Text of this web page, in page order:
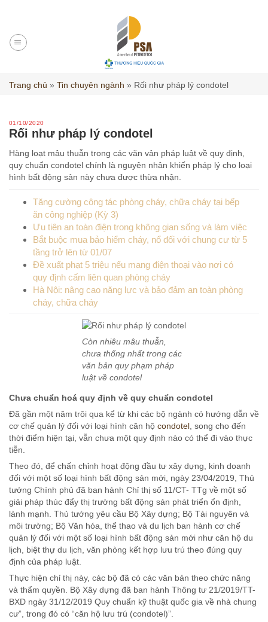
content
Trang chủ » Tin chuyên ngành » Rối như pháp lý condotel
01/10/2020
Rối như pháp lý condotel
Hàng loạt mâu thuẫn trong các văn vản pháp luật về quy định,
quy chuẩn condotel chính là nguyên nhân khiến pháp lý cho loại
hình bất động sản này chưa được thừa nhận.
Tăng cường công tác phòng cháy, chữa cháy tại bếp
ăn công nghiệp (Kỳ 3)
Ưu tiên an toàn điện trong không gian sống và làm việc
Bắt buộc mua bảo hiểm cháy, nổ đối với chung cư từ 5
tầng trở lên từ 01/07
Đề xuất phạt 5 triệu nếu mang điện thoại vào nơi có
quy định cấm liên quan phòng cháy
Hà Nội: nâng cao năng lực và bảo đảm an toàn phòng
cháy, chữa cháy
Còn nhiêu mâu thuẫn,
chưa thống nhất trong các
văn bản quy phạm pháp
luật về condotel
Chưa chuẩn hoá quy định về quy chuẩn condotel
Đã gần một năm trôi qua kể từ khi các bộ ngành có hướng dẫn về
cơ chế quản lý đối với loại hình căn hộ condotel , song cho đến
thời điểm hiện tại, vẫn chưa một quy định nào có thể đi vào thực
tiễn.
Theo đó, để chấn chỉnh hoạt động đầu tư xây dựng, kinh doanh
đối với một số loại hình bất động sản mới, ngày 23/04/2019, Thủ
tướng Chính phủ đã ban hành Chỉ thị số 11/CT- TTg về một số
giải pháp thúc đẩy thị trường bất động sản phát triển ổn định,
lành mạnh. Thủ tướng yêu cầu Bộ Xây dựng; Bộ Tài nguyên và
môi trường; Bộ Văn hóa, thể thao và du lịch ban hành cơ chế
quản lý đối với một số loại hình bất động sản mới như căn hộ du
lịch, biệt thự du lịch, văn phòng kết hợp lưu trú theo đúng quy
định của pháp luật.
Thực hiện chỉ thị này, các bộ đã có các văn bản theo chức năng
và thẩm quyền. Bộ Xây dựng đã ban hành Thông tư 21/2019/TT-
BXD ngày 31/12/2019 Quy chuẩn kỹ thuật quốc gia về nhà chung
cư”, trong đó có “căn hộ lưu trú (condotel)”.